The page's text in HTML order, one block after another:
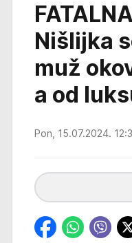
Nišlijka
muž
a od
Pon, 15.07.2024.